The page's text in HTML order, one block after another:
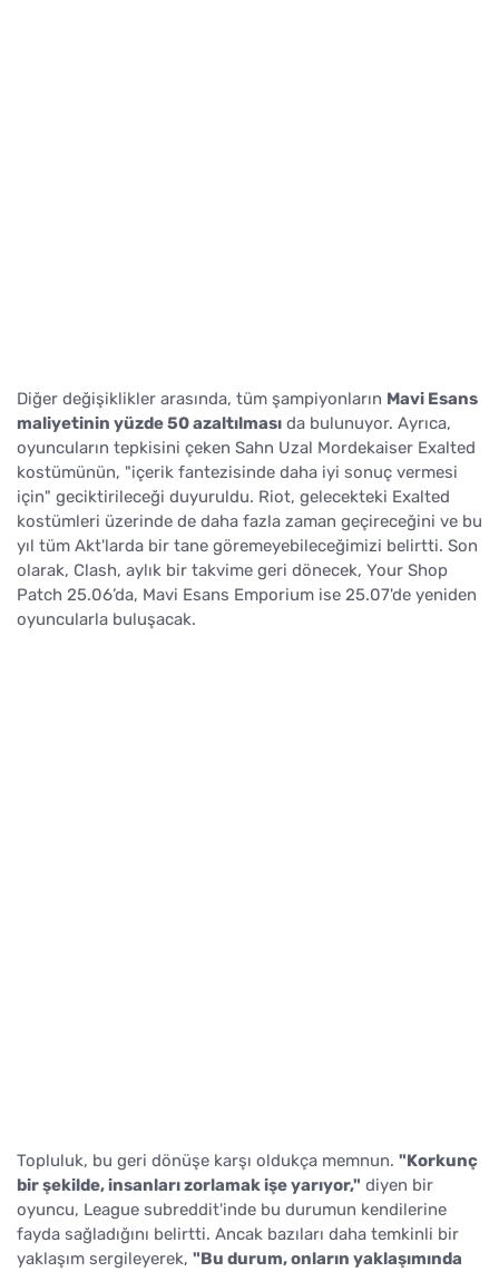
Diğer değişiklikler arasında, tüm şampiyonların Mavi Esans
maliyetinin yüzde 50 azaltılması da bulunuyor. Ayrıca,
oyuncuların tepkisini çeken Sahn Uzal Mordekaiser Exalted
kostümünün, "içerik fantezisinde daha iyi sonuç vermesi
için" geciktirileceği duyuruldu. Riot, gelecekteki Exalted
kostümleri üzerinde de daha fazla zaman geçireceğini ve bu
yıl tüm Akt'larda bir tane göremeyebileceğimizi belirtti. Son
olarak, Clash, aylık bir takvime geri dönecek, Your Shop
Patch 25.06’da, Mavi Esans Emporium ise 25.07'de yeniden
oyuncularla buluşacak.
Topluluk, bu geri dönüşe karşı oldukça memnun. "Korkunç
bir şekilde, insanları zorlamak işe yarıyor," diyen bir
oyuncu, League subreddit'inde bu durumun kendilerine
fayda sağladığını belirtti. Ancak bazıları daha temkinli bir
yaklaşım sergileyerek, "Bu durum, onların yaklaşımında